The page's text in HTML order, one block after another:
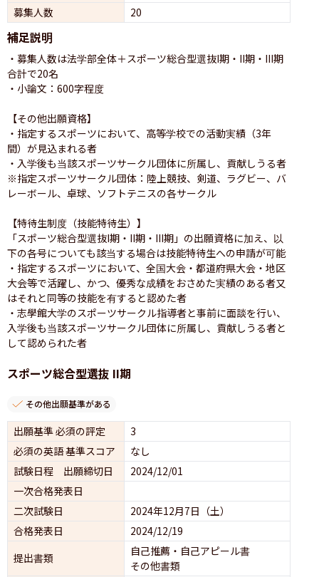
募集人数
20
補足説明
・募集人数は法学部全体＋スポーツ総合型選抜I期・II期・III期
合計で20名
・小論文：600字程度
【その他出願資格】
・指定するスポーツにおいて、高等学校での活動実績（3年
間）が見込まれる者
・入学後も当該スポーツサークル団体に所属し、貢献しうる者
※指定スポーツサークル団体：陸上競技、剣道、ラグビー、バ
レーボール、卓球、ソフトテニスの各サークル
【特待生制度（技能特待生）】
「スポーツ総合型選抜I期・II期・III期」の出願資格に加え、以
下の各号についても該当する場合は技能特待生への申請が可能
・指定するスポーツにおいて、全国大会・都道府県大会・地区
大会等で活躍し、かつ、優秀な成績をおさめた実績のある者又
はそれと同等の技能を有すると認めた者
・志學館大学のスポーツサークル指導者と事前に面談を行い、
入学後も当該スポーツサークル団体に所属し、貢献しうる者と
して認められた者
スポーツ総合型選抜 II期
その他出願基準がある
出願基準 必須の評定
3
必須の英語 基準スコア
なし
試験日程 出願締切日
2024/12/01
一次合格発表日
二次試験日
2024年12月7日（土）
合格発表日
2024/12/19
提出書類
自己推薦・自己アピール書
その他書類